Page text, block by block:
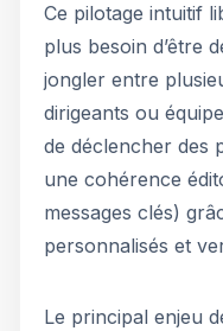
Ce pilotage intuitif
plus besoin d’être
jongler entre
dirigeants ou
de déclencher des
une cohérence
messages clés)
personnalisés et
Le principal enjeu